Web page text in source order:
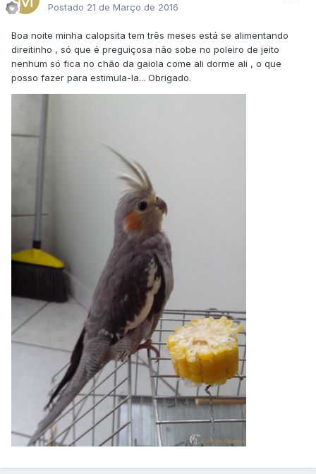
Postado 21 de Março de 2016
Boa noite minha calopsita tem três meses está se alimentando
direitinho , só que é preguiçosa não sobe no poleiro de jeito
nenhum só fica no chão da gaiola come ali dorme ali , o que
posso fazer para estimula-la... Obrigado.